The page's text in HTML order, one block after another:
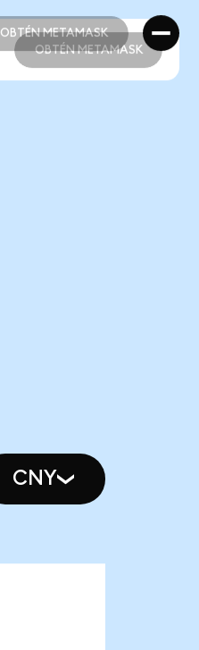
OBTÉN METAMASK
OBTÉN METAMASK
OBTÉN METAMASK
CNY